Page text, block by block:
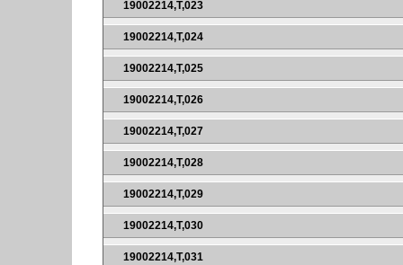
19002214,T,023
19002214,T,024
19002214,T,025
19002214,T,026
19002214,T,027
19002214,T,028
19002214,T,029
19002214,T,030
19002214,T,031